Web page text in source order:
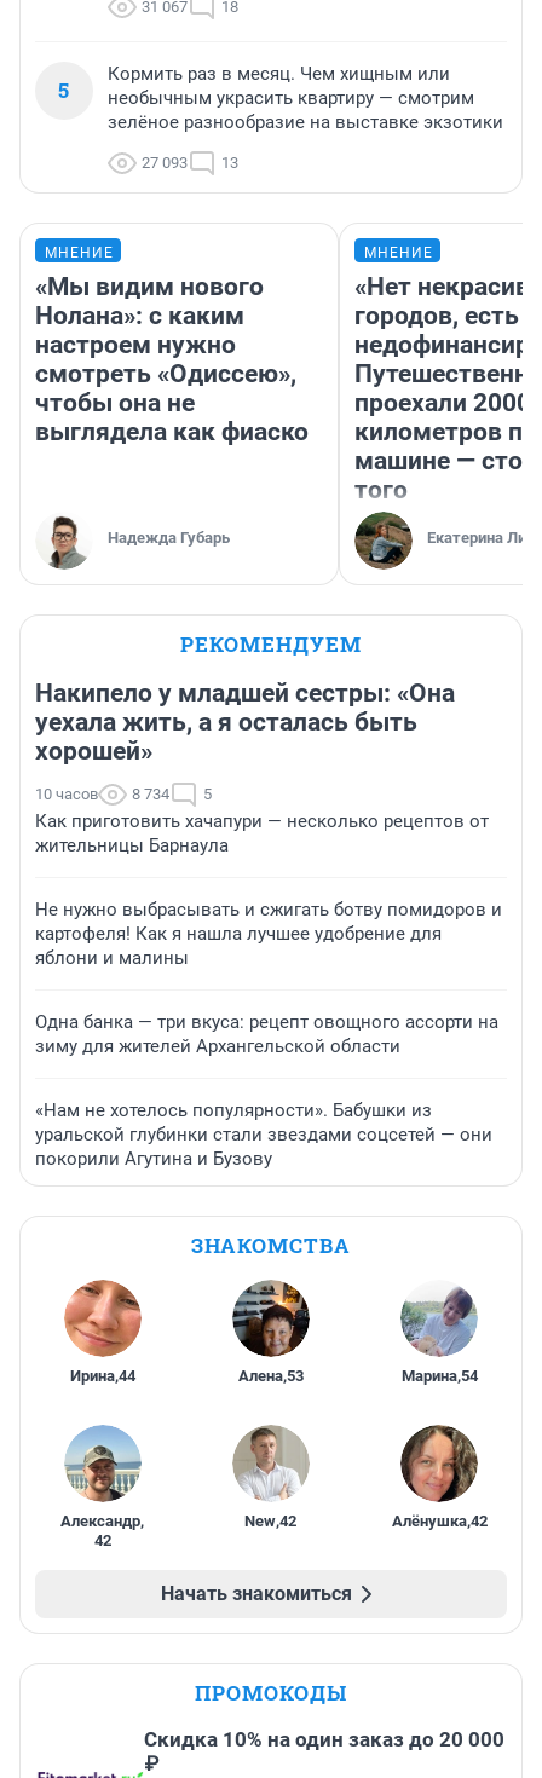
31 067 18
5
Кормить раз в месяц. Чем хищным или
необычным украсить квартиру — смотрим
зелёное разнообразие на выставке экзотики
27 093 13
МНЕНИЕ
«Мы видим нового
Нолана»: с каким
настроем нужно
смотреть «Одиссею»,
чтобы она не
выглядела как фиаско
Надежда Губарь
МНЕНИЕ
«Нет
городов, есть
проехали 2000
километров по
машине —
того
Екатерина
РЕКОМЕНДУЕМ
Накипело у младшей сестры: «Она
уехала жить, а я осталась быть
хорошей»
10 часов 8 734 5
Как приготовить хачапури — несколько рецептов от
жительницы Барнаула
Не нужно выбрасывать и сжигать ботву помидоров и
картофеля! Как я нашла лучшее удобрение для
яблони и малины
Одна банка — три вкуса: рецепт овощного ассорти на
зиму для жителей Архангельской области
«Нам не хотелось популярности». Бабушки из
уральской глубинки стали звездами соцсетей — они
покорили Агутина и Бузову
ЗНАКОМСТВА
Ирина,44 Алена,53 Марина,54
Александр,
42
New,42 Алёнушка,42
Начать знакомиться
ПРОМОКОДЫ
Скидка 10% на один заказ до 20 000
₽